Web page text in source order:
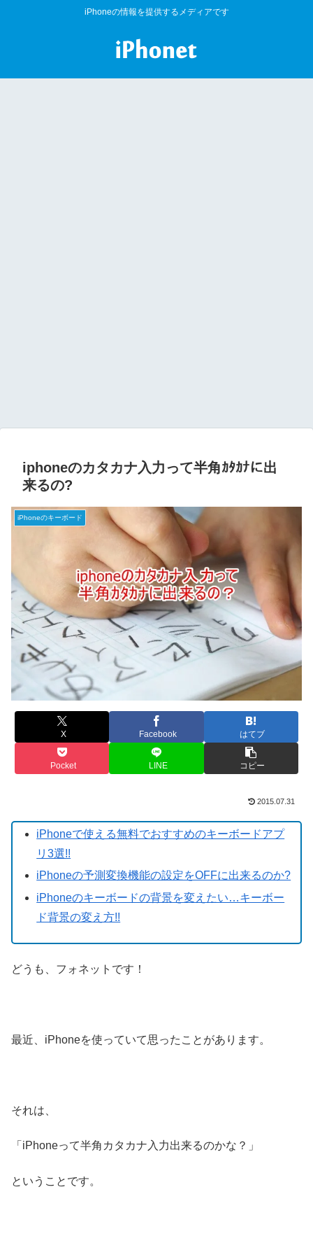
iPhoneの情報を提供するメディアです
iphoneのカタカナ入力って半角ｶﾀｶﾅに出
来るの?
iPhoneのキーボード
X Facebook はてブ
Pocket LINE コピー
2015.07.31
iPhoneで使える無料でおすすめのキーボードアプ
リ3選!!
iPhoneの予測変換機能の設定をOFFに出来るのか?
iPhoneのキーボードの背景を変えたい…キーボー
ド背景の変え方!!
どうも、フォネットです！
最近、iPhoneを使っていて思ったことがあります。
それは、
「iPhoneって半角カタカナ入力出来るのかな？」
ということです。